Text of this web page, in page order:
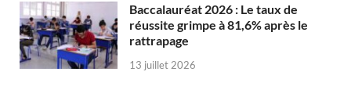
Baccalauréat 2026 : Le taux de
réussite grimpe à 81,6% après le
rattrapage
13 juillet 2026